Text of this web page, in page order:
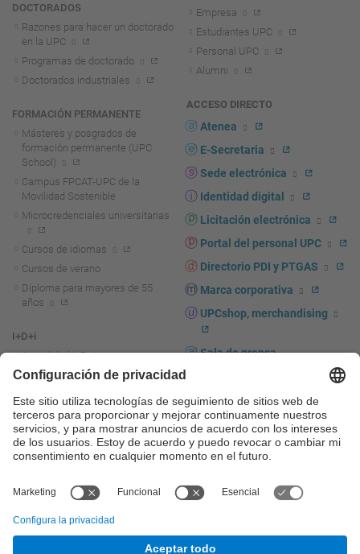
DOCTORADOS
Razones para hacer un doctorado
en la UPC
Programas de doctorado
Doctorados industriales
FORMACIÓN PERMANENTE
Másteres y posgrados de
formación permanente (UPC
School)
Campus FPCAT-UPC de la
Movilidad Sostenible
Microcredenciales universitarias
Cursos de idiomas
Cursos de verano
Diploma para mayores de 55
años
I+D+i
Actualidad I+D+I
La investigación en la UPC
investigación
La transferencia, el
emprendimiento y la innovación
en la UPC
transferencia, el emprendimiento
Servicios a las empresas
Servicios Científico-técnicos
Empresa
Estudiantes UPC
Personal UPC
Alumni
ACCESO DIRECTO
Atenea
E-Secretaria
Sede electrónica
Identidad digital
Licitación electrónica
Portal del personal UPC
Directorio PDI y PTGAS
Marca corporativa
UPCshop, merchandising
Sala de prensa